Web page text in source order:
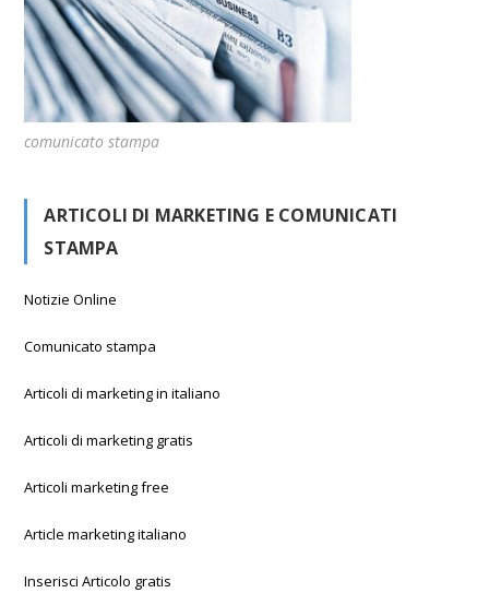
comunicato stampa
ARTICOLI DI MARKETING E COMUNICATI
STAMPA
Notizie Online
Comunicato stampa
Articoli di marketing in italiano
Articoli di marketing gratis
Articoli marketing free
Article marketing italiano
Inserisci Articolo gratis